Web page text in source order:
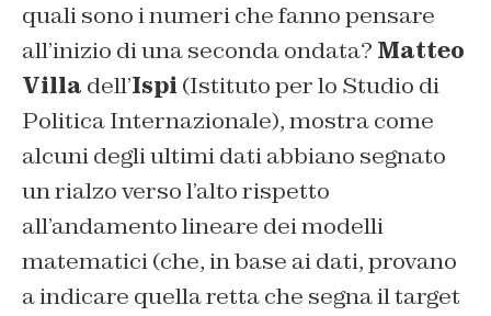
quali sono i numeri che fanno pensare
all’inizio di una seconda ondata? Matteo
Villa dell’Ispi (Istituto per lo Studio di
Politica Internazionale), mostra come
alcuni degli ultimi dati abbiano segnato
un rialzo verso l’alto rispetto
all’andamento lineare dei modelli
matematici (che, in base ai dati, provano
a indicare quella retta che segna il target